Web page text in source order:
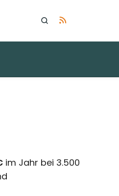
im Jahr bei 3.500